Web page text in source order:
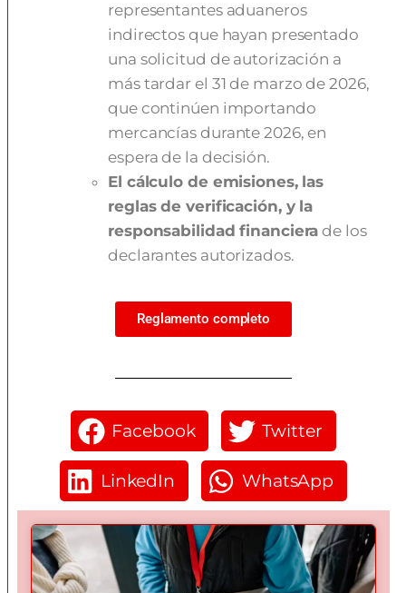
representantes aduaneros
indirectos que hayan presentado
una solicitud de autorización a
más tardar el 31 de marzo de 2026,
que continúen importando
mercancías durante 2026, en
espera de la decisión.
El cálculo de emisiones, las
reglas de verificación, y la
responsabilidad financiera de los
declarantes autorizados.
Reglamento completo
Facebook Twitter
LinkedIn WhatsApp